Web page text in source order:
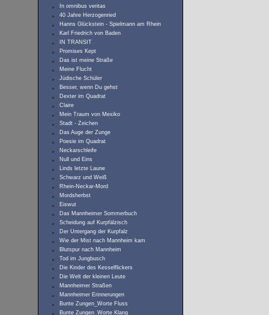
In omnibus veritas
40 Jahre Herzogenried
Hanns Glückstein - Spielmann am Rhein
Karl Friedrich von Baden
IN TRANSIT
Promises Kept
Das ist meine Straße
Meine Flucht
Jüdische Schüler
Besser, wenn Du gehst
Dexter im Quadrat
Claire
Mein Traum von Mexiko
Stadt - Zeichen
Das Auge der Zunge
Poesie im Quadrat
Neckarschleife
Null und Eins
Linds letzte Laune
Schwarz und Weiß
Rhein-Neckar-Mord
Mordsherbst
Eiswut
Das Mannheimer Sommerbuch
Scheidung auf Kurpfälzisch
Der Untergang der Kurpfalz
Wie der Mist nach Mannheim kam
Blutspur nach Mannheim
Tod im Jungbusch
Die Kinder des Kesselflickers
Die Welt der kleinen Leute
Mannheimer Straßen
Mannheimer Erinnerungen
Bunte Zungen_Worte Fluss
Bunte Zungen_Worte Klang